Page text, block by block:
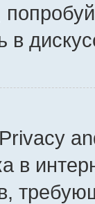
в
в